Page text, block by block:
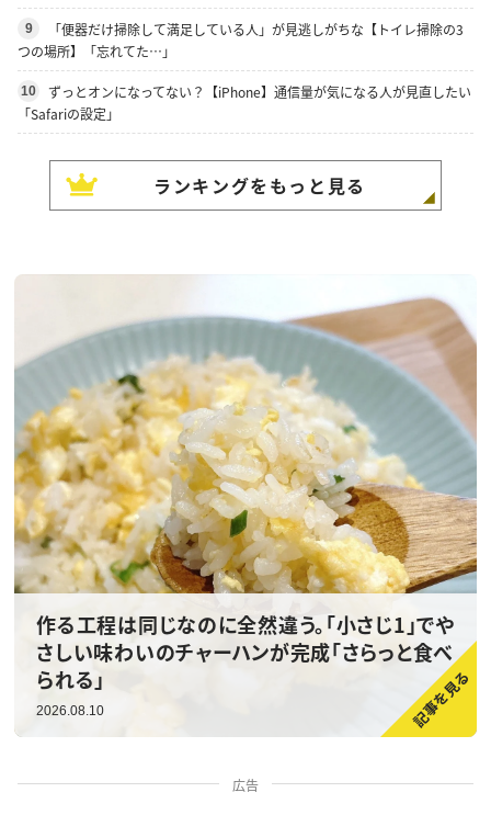
9
「便器だけ掃除して満足している人」が見逃しがちな【トイレ掃除の3
つの場所】「忘れてた…」
10
ずっとオンになってない？【iPhone】通信量が気になる人が見直したい
「Safariの設定」
ランキングをもっと見る
作る工程は同じなのに全然違う。「小さじ1」でや
さしい味わいのチャーハンが完成「さらっと食べ
られる」
2026.08.10
広告